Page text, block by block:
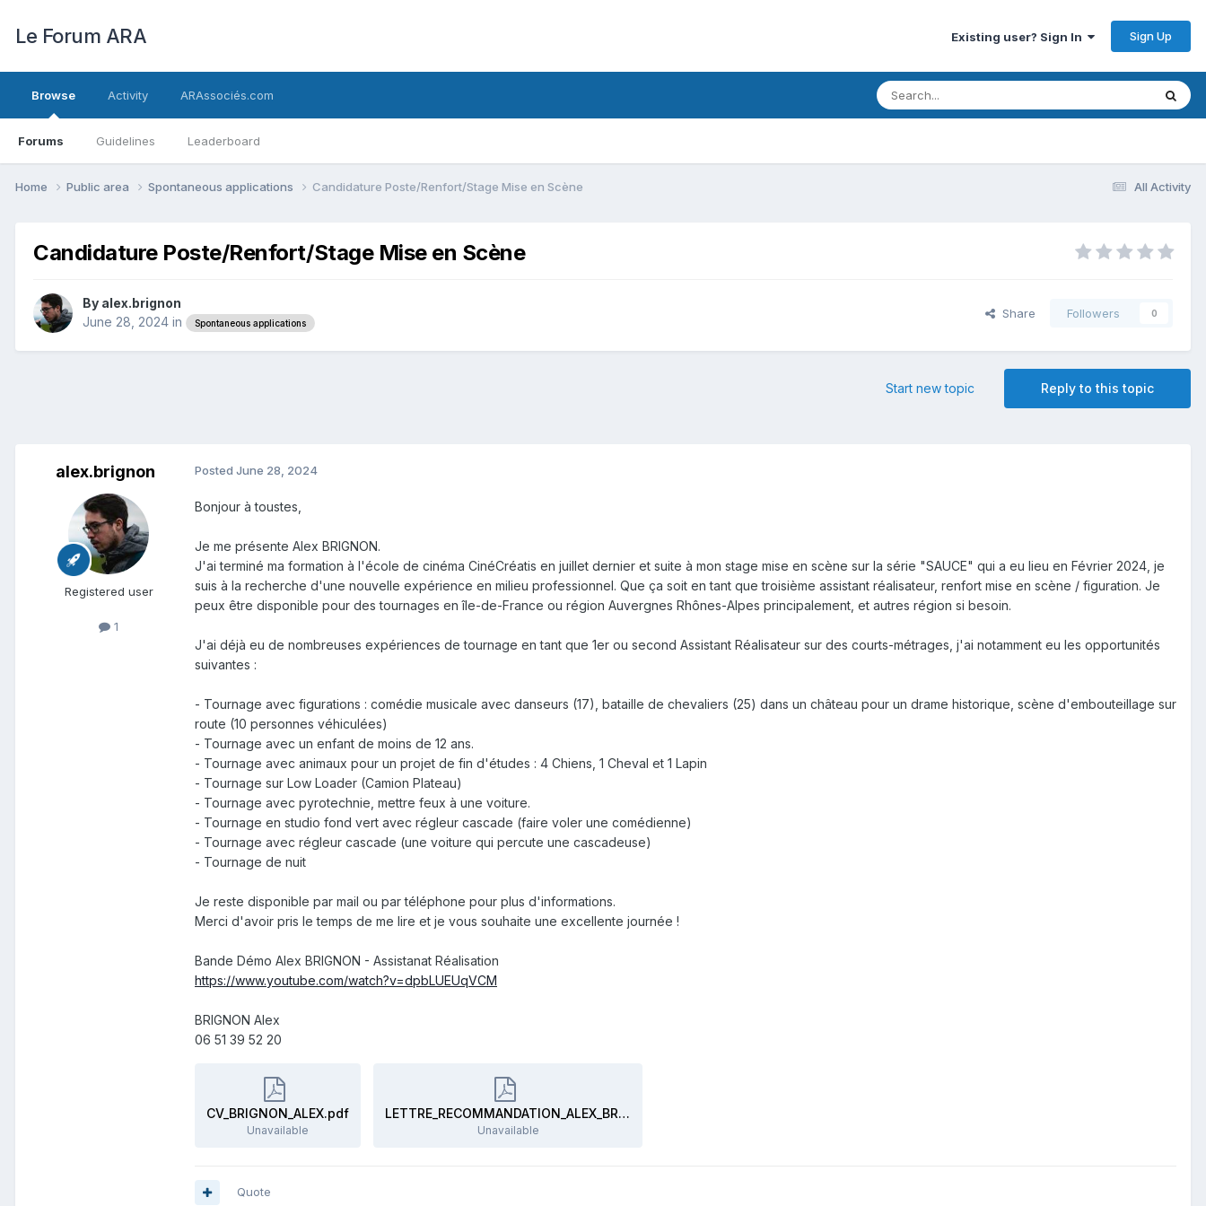
Le Forum ARA Existing user? Sign In Sign Up
Browse
Forums Guidelines Leaderboard
Activity ARAssociés.com
All Activity
Home Public area Spontaneous applications Candidature Poste/Renfort/Stage Mise en Scène
Candidature Poste/Renfort/Stage Mise en Scène
By alex.brignon
June 28, 2024 in Spontaneous applications
Share Followers 0
Reply to this topic
Start new topic
alex.brignon
Registered user
1
Posted June 28, 2024
Bonjour à toustes,
Je me présente Alex BRIGNON.
J'ai terminé ma formation à l'école de cinéma CinéCréatis en juillet dernier et suite à mon stage mise en scène sur la série "SAUCE" qui a eu lieu en Février 2024, je
suis à la recherche d'une nouvelle expérience en milieu professionnel. Que ça soit en tant que troisième assistant réalisateur, renfort mise en scène / figuration. Je
peux être disponible pour des tournages en île-de-France ou région Auvergnes Rhônes-Alpes principalement, et autres région si besoin.
J'ai déjà eu de nombreuses expériences de tournage en tant que 1er ou second Assistant Réalisateur sur des courts-métrages, j'ai notamment eu les opportunités
suivantes :
- Tournage avec figurations : comédie musicale avec danseurs (17), bataille de chevaliers (25) dans un château pour un drame historique, scène d'embouteillage sur
route (10 personnes véhiculées)
- Tournage avec un enfant de moins de 12 ans.
- Tournage avec animaux pour un projet de fin d'études : 4 Chiens, 1 Cheval et 1 Lapin
- Tournage sur Low Loader (Camion Plateau)
- Tournage avec pyrotechnie, mettre feux à une voiture.
- Tournage en studio fond vert avec régleur cascade (faire voler une comédienne)
- Tournage avec régleur cascade (une voiture qui percute une cascadeuse)
- Tournage de nuit
Je reste disponible par mail ou par téléphone pour plus d'informations.
Merci d'avoir pris le temps de me lire et je vous souhaite une excellente journée !
Bande Démo Alex BRIGNON - Assistanat Réalisation
https://www.youtube.com/watch?v=dpbLUEUqVCM
BRIGNON Alex
06 51 39 52 20
CV_BRIGNON_ALEX.pdf
Unavailable
LETTRE_RECOMMANDATION_ALEX_BRIGNON.docx.pdf
Unavailable
Quote